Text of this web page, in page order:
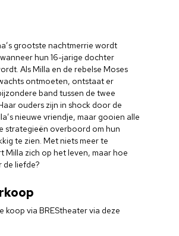
grootste nachtmerrie wordt
hun 16-jarige dochter
Als Milla en de rebelse Moses
ontmoeten, ontstaat er
band tussen de twee
ouders zijn in shock door de
nieuwe vriendje, maar gooien alle
strategieën overboord om hun
te zien. Met niets meer te
Milla zich op het leven, maar hoe
de liefde?
koop via BREStheater via deze